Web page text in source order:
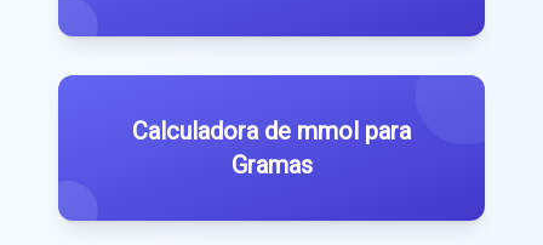
Calculadora de mmol para
Gramas